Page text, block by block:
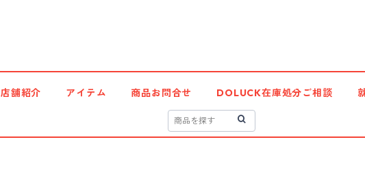
店舗紹介 アイテム 商品お問合せ DOLUCK在庫処分ご相談